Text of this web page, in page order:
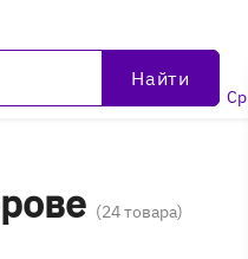
Найти
рта в Кемерове (24 товара)